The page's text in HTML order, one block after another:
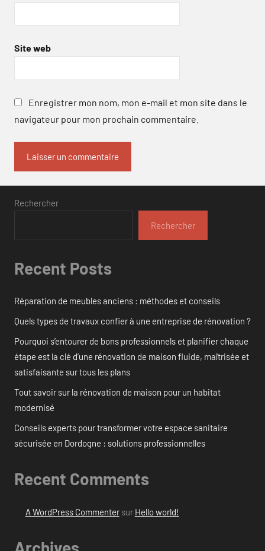
Site web
Enregistrer mon nom, mon e-mail et mon site dans le
navigateur pour mon prochain commentaire.
Rechercher
Rechercher
Recent Posts
Réparation de meubles anciens : méthodes et conseils
Quels types de travaux confier à une entreprise de rénovation ?
Pourquoi s’entourer de bons professionnels et planifier chaque
étape est la clé d’une rénovation de maison fluide, maîtrisée et
satisfaisante sur tous les plans
Tout savoir sur la rénovation de maison pour un habitat
modernisé
Conseils experts pour transformer votre espace sanitaire
sécurisée en Dordogne : solutions professionnelles
Recent Comments
A WordPress Commentersur Hello world!